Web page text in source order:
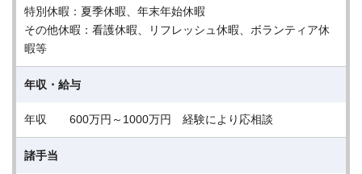
特別休暇：夏季休暇、年末年始休暇
その他休暇：看護休暇、リフレッシュ休暇、ボランティア休
暇等
年収・給与
年収 600万円～1000万円 経験により応相談
諸手当